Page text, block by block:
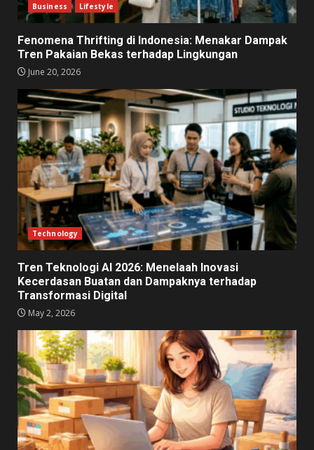
Business Lifestyle
Fenomena Thrifting di Indonesia: Menakar Dampak
Tren Pakaian Bekas terhadap Lingkungan
June 20, 2026
Technology
Tren Teknologi AI 2026: Menelaah Inovasi
Kecerdasan Buatan dan Dampaknya terhadap
Transformasi Digital
May 2, 2026